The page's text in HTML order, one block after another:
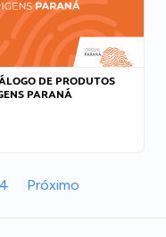
DE PRODUTOS
PARANÁ
4 Próximo